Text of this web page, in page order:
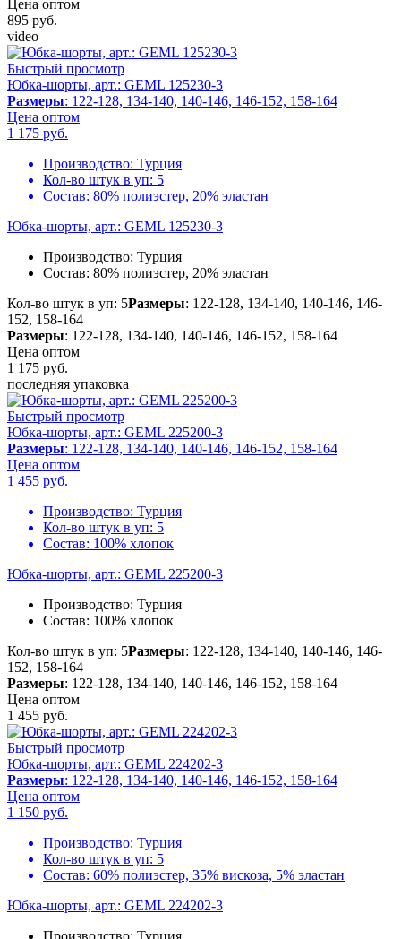
Цена оптом
895 руб.
video
Быстрый просмотр
Юбка-шорты, арт.: GEML 125230-3
Размеры: 122-128, 134-140, 140-146, 146-152, 158-164
Цена оптом
1 175 руб.
Производство: Турция
Кол-во штук в уп: 5
Состав: 80% полиэстер, 20% эластан
Юбка-шорты, арт.: GEML 125230-3
Производство: Турция
Состав: 80% полиэстер, 20% эластан
Кол-во штук в уп: 5Размеры: 122-128, 134-140, 140-146, 146-
152, 158-164
Размеры: 122-128, 134-140, 140-146, 146-152, 158-164
Цена оптом
1 175 руб.
последняя упаковка
Быстрый просмотр
Юбка-шорты, арт.: GEML 225200-3
Размеры: 122-128, 134-140, 140-146, 146-152, 158-164
Цена оптом
1 455 руб.
Производство: Турция
Кол-во штук в уп: 5
Состав: 100% хлопок
Юбка-шорты, арт.: GEML 225200-3
Производство: Турция
Состав: 100% хлопок
Кол-во штук в уп: 5Размеры: 122-128, 134-140, 140-146, 146-
152, 158-164
Размеры: 122-128, 134-140, 140-146, 146-152, 158-164
Цена оптом
1 455 руб.
Быстрый просмотр
Юбка-шорты, арт.: GEML 224202-3
Размеры: 122-128, 134-140, 140-146, 146-152, 158-164
Цена оптом
1 150 руб.
Производство: Турция
Кол-во штук в уп: 5
Состав: 60% полиэстер, 35% вискоза, 5% эластан
Юбка-шорты, арт.: GEML 224202-3